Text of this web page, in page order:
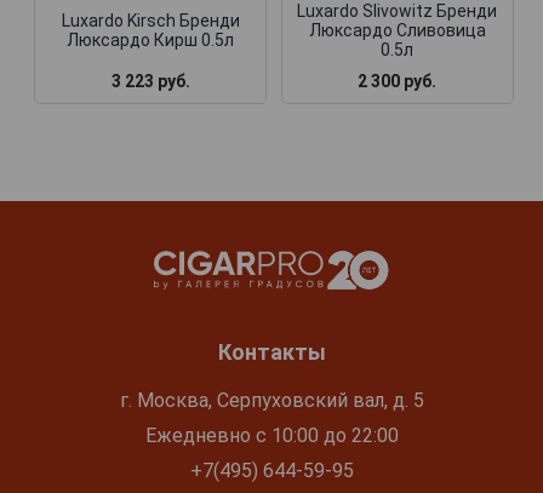
Luxardo Kirsch Бренди
Люксардо Кирш 0.5л
3 223 руб.
Luxardo Slivowitz Бренди
Люксардо Сливовица
0.5л
2 300 руб.
Контакты
г. Москва, Серпуховский вал, д. 5
Ежедневно с 10:00 до 22:00
+7(495) 644-59-95